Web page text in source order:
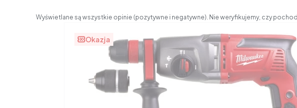
Wyświetlane są wszystkie opinie (pozytywne i negatywne). Nie weryfikujemy, czy
Okazja